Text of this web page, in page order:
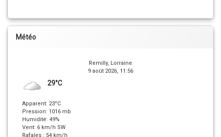
Météo
Remilly, Lorraine
9 août 2026, 11:56
29°C
Apparent: 23°C
Pression: 1016 mb
Humidité: 49%
Vent: 6 km/h SW
Rafales : 54 km/h